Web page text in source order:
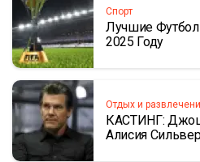
Спорт
Лучшие
2025 Году
Отдых и
КАСТИНГ:
Алисия